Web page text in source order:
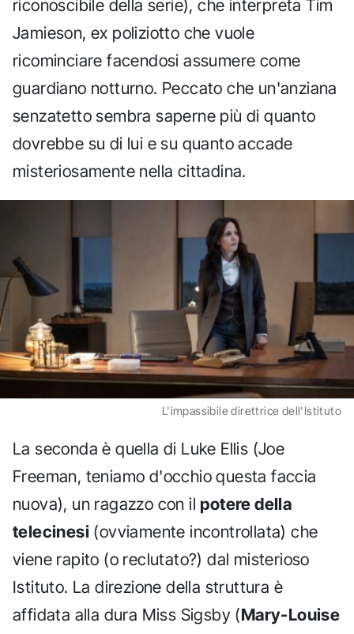
riconoscibile della serie), che interpreta Tim
Jamieson, ex poliziotto che vuole
ricominciare facendosi assumere come
guardiano notturno. Peccato che un'anziana
senzatetto sembra saperne più di quanto
dovrebbe su di lui e su quanto accade
misteriosamente nella cittadina.
L'impassibile direttrice dell'Istituto
La seconda è quella di Luke Ellis (Joe
Freeman, teniamo d'occhio questa faccia
nuova), un ragazzo con il potere della
telecinesi (ovviamente incontrollata) che
viene rapito (o reclutato?) dal misterioso
Istituto. La direzione della struttura è
affidata alla dura Miss Sigsby (Mary-Louise